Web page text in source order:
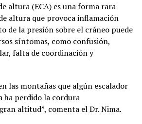
altura (ECA) es una forma rara
altura que provoca inflamación
de la presión sobre el cráneo puede
síntomas, como confusión,
falta de coordinación y
las montañas que algún escalador
ha perdido la cordura
altitud”, comenta el Dr. Nima.